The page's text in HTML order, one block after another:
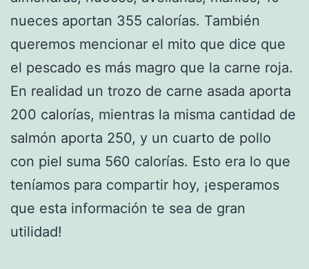
nueces aportan 355 calorías. También
queremos mencionar el mito que dice que
el pescado es más magro que la carne roja.
En realidad un trozo de carne asada aporta
200 calorías, mientras la misma cantidad de
salmón aporta 250, y un cuarto de pollo
con piel suma 560 calorías. Esto era lo que
teníamos para compartir hoy, ¡esperamos
que esta información te sea de gran
utilidad!